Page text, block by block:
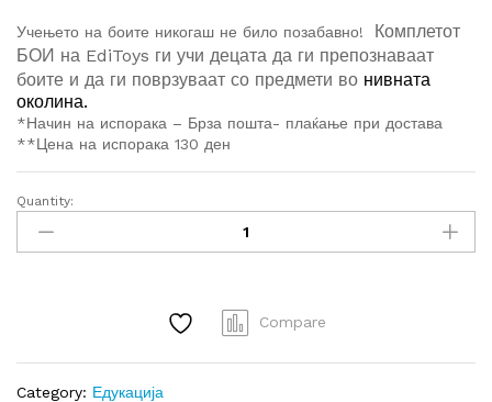
Учењето на боите никогаш не било позабавно!
Комплетот
БОИ на EdiToys ги учи децата да ги препознаваат
боите и да ги поврзуваат со предмети во нивната
околина.
*Начин на испорака – Брза пошта- плаќање при достава
**Цена на испорака 130 ден
БОИ
quantity
Quantity:
Compare
Category: Едукација